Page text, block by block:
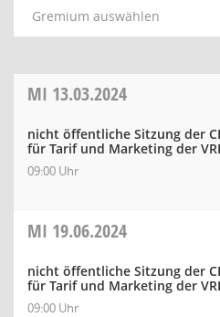
Gremium auswählen
MI 13.03.2024
nicht öffentliche Sitzung der
für Tarif und Marketing der
09:00 Uhr
MI 19.06.2024
nicht öffentliche Sitzung der
für Tarif und Marketing der
09:00 Uhr